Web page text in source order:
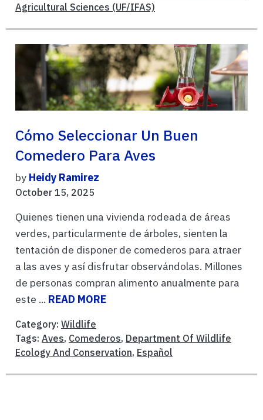
Agricultural Sciences (UF/IFAS)
Cómo Seleccionar Un Buen
Comedero Para Aves
by Heidy Ramirez
October 15, 2025
Quienes tienen una vivienda rodeada de áreas
verdes, particularmente de árboles, sienten la
tentación de disponer de comederos para atraer
a las aves y así disfrutar observándolas. Millones
de personas compran alimento anualmente para
este ... READ MORE
Category: Wildlife
Tags: Aves, Comederos, Department Of Wildlife
Ecology And Conservation, Español